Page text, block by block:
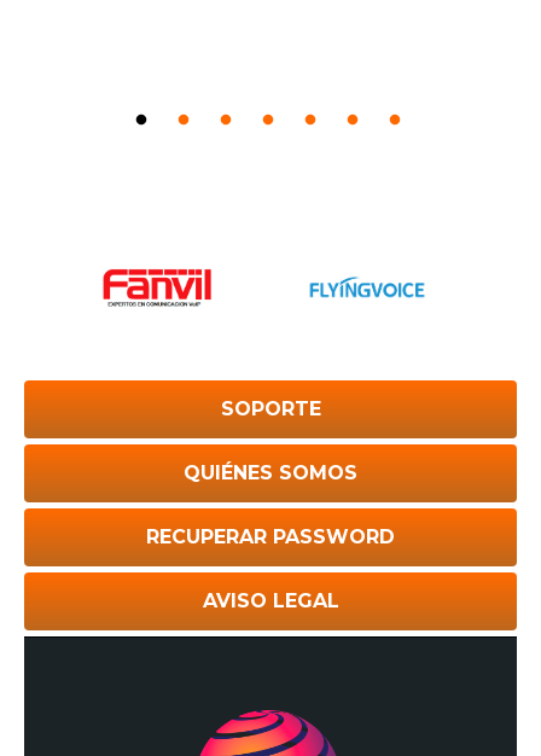
SOPORTE
QUIÉNES SOMOS
RECUPERAR PASSWORD
AVISO LEGAL